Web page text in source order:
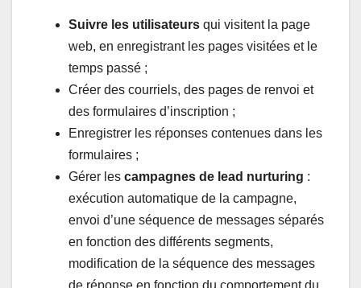
Suivre les utilisateurs qui visitent la page
web, en enregistrant les pages visitées et le
temps passé ;
Créer des courriels, des pages de renvoi et
des formulaires d’inscription ;
Enregistrer les réponses contenues dans les
formulaires ;
Gérer les campagnes de lead nurturing :
exécution automatique de la campagne,
envoi d’une séquence de messages séparés
en fonction des différents segments,
modification de la séquence des messages
de réponse en fonction du comportement du